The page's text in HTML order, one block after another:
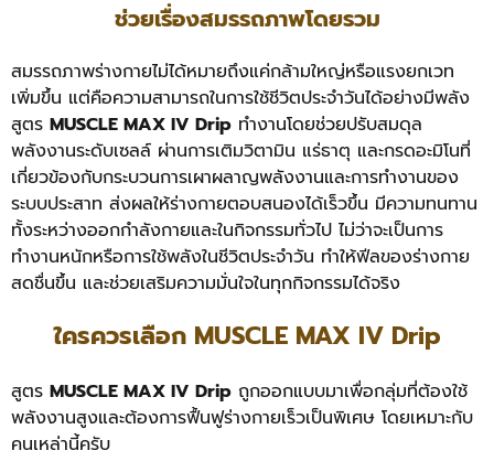
ช่วยเรื่องสมรรถภาพโดยรวม
สมรรถภาพร่างกายไม่ได้หมายถึงแค่กล้ามใหญ่หรือแรงยกเวท
เพิ่มขึ้น แต่คือความสามารถในการใช้ชีวิตประจำวันได้อย่างมีพลัง
สูตร MUSCLE MAX IV Drip ทำงานโดยช่วยปรับสมดุล
พลังงานระดับเซลล์ ผ่านการเติมวิตามิน แร่ธาตุ และกรดอะมิโนที่
เกี่ยวข้องกับกระบวนการเผาผลาญพลังงานและการทำงานของ
ระบบประสาท ส่งผลให้ร่างกายตอบสนองได้เร็วขึ้น มีความทนทาน
ทั้งระหว่างออกกำลังกายและในกิจกรรมทั่วไป ไม่ว่าจะเป็นการ
ทำงานหนักหรือการใช้พลังในชีวิตประจำวัน ทำให้ฟีลของร่างกาย
สดชื่นขึ้น และช่วยเสริมความมั่นใจในทุกกิจกรรมได้จริง
ใครควรเลือก MUSCLE MAX IV Drip
สูตร MUSCLE MAX IV Drip ถูกออกแบบมาเพื่อกลุ่มที่ต้องใช้
พลังงานสูงและต้องการฟื้นฟูร่างกายเร็วเป็นพิเศษ โดยเหมาะกับ
คนเหล่านี้ครับ